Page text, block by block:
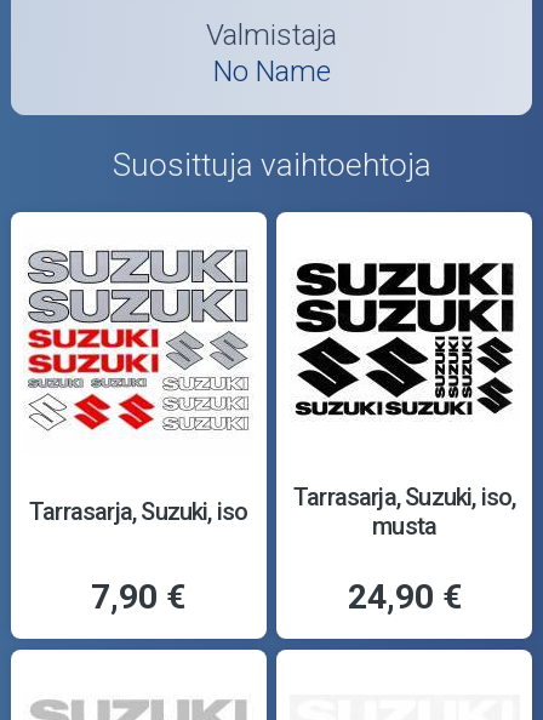
Valmistaja
No Name
Suosittuja vaihtoehtoja
Tarrasarja, Suzuki, iso
7,90 €
Tarrasarja, Suzuki, iso,
musta
24,90 €